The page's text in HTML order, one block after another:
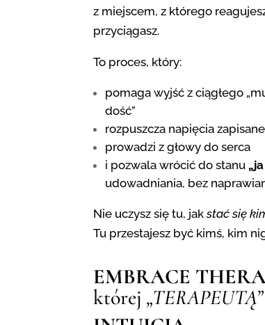
z miejscem, z którego
przyciągasz.
To proces, który:
pomaga wyjść z ciągłego
dość”
rozpuszcza napięcia
prowadzi z głowy do serca
i pozwala wrócić do stanu
udowadniania, bez
Nie uczysz się tu, jakstać się
Tu przestajesz być kimś, kim
EMBRACE
której „TERAPEUTĄ”